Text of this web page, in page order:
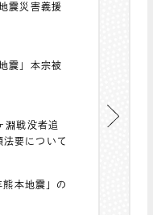
震災害義援
震」本宗被
淵戦没者追
要について
熊本地震」の